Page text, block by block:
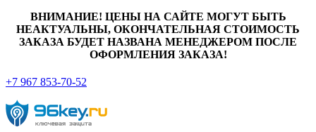
ВНИМАНИЕ! ЦЕНЫ НА САЙТЕ МОГУТ БЫТЬ
НЕАКТУАЛЬНЫ, ОКОНЧАТЕЛЬНАЯ СТОИМОСТЬ
ЗАКАЗА БУДЕТ НАЗВАНА МЕНЕДЖЕРОМ ПОСЛЕ
ОФОРМЛЕНИЯ ЗАКАЗА!
+7 967 853-70-52